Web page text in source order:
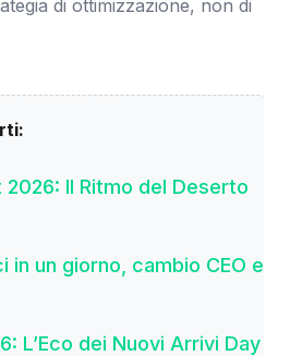
di ottimizzazione, non di
Il Ritmo del Deserto
in un giorno, cambio CEO e
L’Eco dei Nuovi Arrivi Day